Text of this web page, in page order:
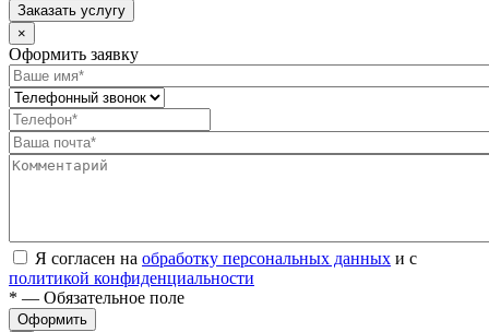
Заказать услугу
×
Оформить заявку
Я согласен на обработку персональных данных и с
политикой конфиденциальности
* — Обязательное поле
Оформить